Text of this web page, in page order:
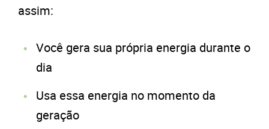
assim:
Você gera sua própria energia durante o
dia
Usa essa energia no momento da
geração